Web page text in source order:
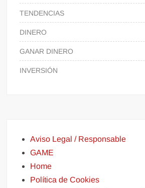
TENDENCIAS
DINERO
GANAR DINERO
INVERSIÓN
Aviso Legal / Responsable
GAME
Home
Política de Cookies